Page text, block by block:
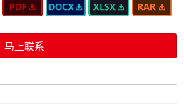
马上联系